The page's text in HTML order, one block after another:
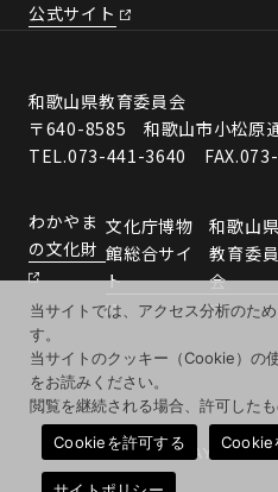
公式サイト
和歌山県教育委員会
〒640-8585 和歌山市小松原
TEL.073-441-3640
わかやま
の文化財
文化庁博物
館総合サイ
ト
和歌山県
教育委員
会
© 2026 WAKAYAMA
当サイトでは、アクセス分析のた
す。
当サイトのクッキー（Cookie）の
をお読みください。
閲覧を継続される場合、許可した
Cookieを許可する
Cookie